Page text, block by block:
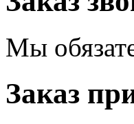
Мы
Заказ